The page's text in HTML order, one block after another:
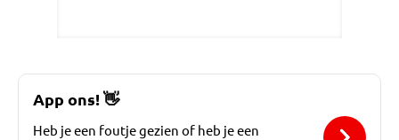
App ons!👋
Heb je een foutje gezien of heb je een